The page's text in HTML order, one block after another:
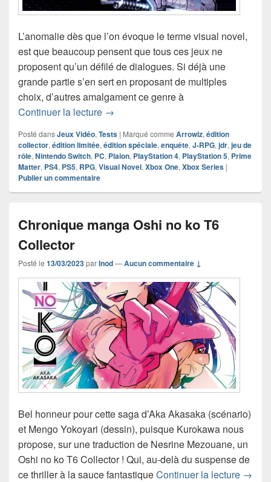
L’anomalie dès que l’on évoque le terme visual novel,
est que beaucoup pensent que tous ces jeux ne
proposent qu’un défilé de dialogues. Si déjà une
grande partie s’en sert en proposant de multiples
choix, d’autres amalgament ce genre à
Continuer la lecture Chronique Jeu Vidéo Mato
→
Posté dansJeux Vidéo,Tests | Marqué comme Arrowiz,édition
collector,édition limitée,édition spéciale,enquête,J-RPG,jdr,jeu de
rôle,Nintendo Switch, PC, Plaion, PlayStation 4, PlayStation 5, Prime
Matter, PS4, PS5, RPG,Visual Novel,Xbox One,Xbox Series |
Publier un commentaire
Chronique manga Oshi no ko T6
Collector
Posté le 13/03/2023parInod—Aucun commentaire ↓
Bel honneur pour cette saga d’Aka Akasaka (scénario)
et Mengo Yokoyari (dessin), puisque Kurokawa nous
propose, sur une traduction de Nesrine Mezouane, un
Oshi no ko T6 Collector ! Qui, au-delà du suspense de
ce thriller à la sauce fantastiqueContinuer la lecture →